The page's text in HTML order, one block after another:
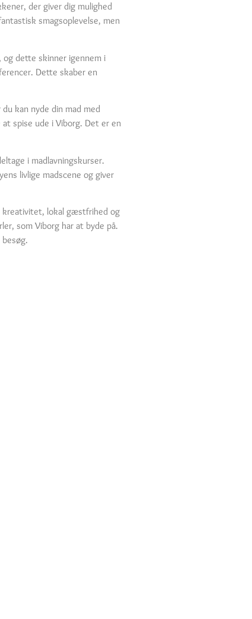
der giver dig mulighed
smagsoplevelse, men
dette skinner igennem i
Dette skaber en
kan nyde din mad med
spise ude i Viborg. Det er en
i madlavningskurser.
livlige madscene og giver
kreativitet, lokal gæstfrihed og
som Viborg har at byde på.